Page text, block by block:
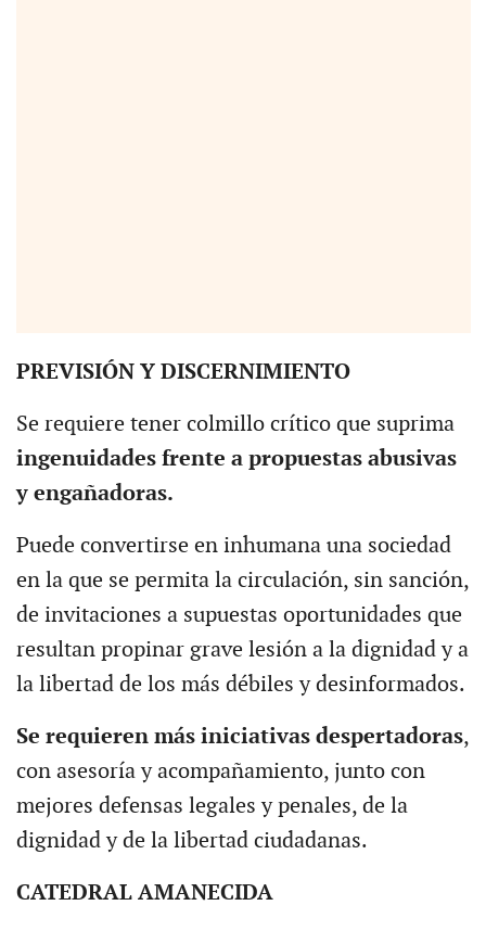
PREVISIÓN Y DISCERNIMIENTO
Se requiere tener colmillo crítico que suprima
ingenuidades frente a propuestas abusivas
y engañadoras.
Puede convertirse en inhumana una sociedad
en la que se permita la circulación, sin sanción,
de invitaciones a supuestas oportunidades que
resultan propinar grave lesión a la dignidad y a
la libertad de los más débiles y desinformados.
Se requieren más iniciativas despertadoras,
con asesoría y acompañamiento, junto con
mejores defensas legales y penales, de la
dignidad y de la libertad ciudadanas.
CATEDRAL AMANECIDA